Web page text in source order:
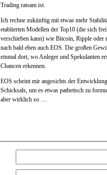
Trading ratsam ist.
Ich rechne zukünftig mit etwas mehr
etablierten Modellen der Top10 (die sich
verschieben kann) wie Bitcoin, Ripple oder
nach bald eben auch EOS. Die großen
einmal dort, wo Anleger und Spekulanten
Chancen erkennen.
EOS scheint mir angesichts der
Schicksals, um es etwas pathetisch zu
aber wirklich so …